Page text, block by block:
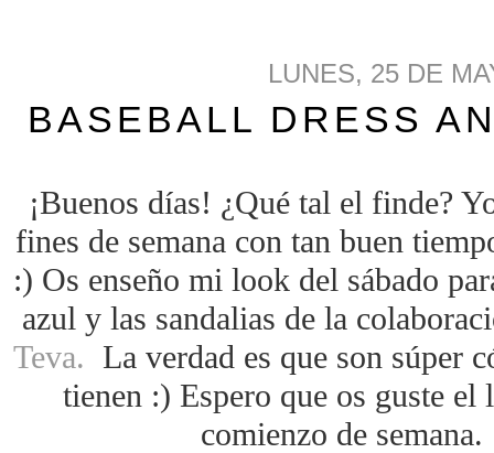
LUNES, 25 DE
BASEBALL DRESS
¡Buenos días! ¿Qué tal el finde?
fines de semana con tan buen
:) Os enseño mi look del sábado
azul y las sandalias de la
Teva. La verdad es que son súper
tienen :) Espero que os guste
comienzo de